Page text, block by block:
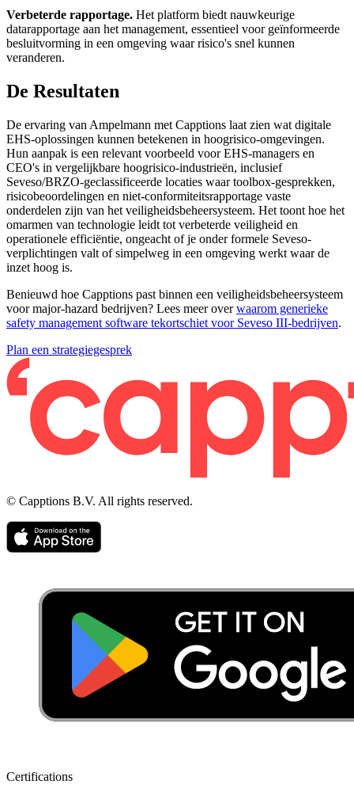
Verbeterde rapportage. Het platform biedt nauwkeurige
datarapportage aan het management, essentieel voor geïnformeerde
besluitvorming in een omgeving waar risico's snel kunnen
veranderen.
De Resultaten
De ervaring van Ampelmann met Capptions laat zien wat digitale
EHS-oplossingen kunnen betekenen in hoogrisico-omgevingen.
Hun aanpak is een relevant voorbeeld voor EHS-managers en
CEO's in vergelijkbare hoogrisico-industrieën, inclusief
Seveso/BRZO-geclassificeerde locaties waar toolbox-gesprekken,
risicobeoordelingen en niet-conformiteitsrapportage vaste
onderdelen zijn van het veiligheidsbeheersysteem. Het toont hoe het
omarmen van technologie leidt tot verbeterde veiligheid en
operationele efficiëntie, ongeacht of je onder formele Seveso-
verplichtingen valt of simpelweg in een omgeving werkt waar de
inzet hoog is.
Benieuwd hoe Capptions past binnen een veiligheidsbeheersysteem
voor major-hazard bedrijven? Lees meer overwaarom generieke
safety management software tekortschiet voor Seveso III-bedrijven.
Plan een strategiegesprek
© Capptions B.V. All rights reserved.
Certifications